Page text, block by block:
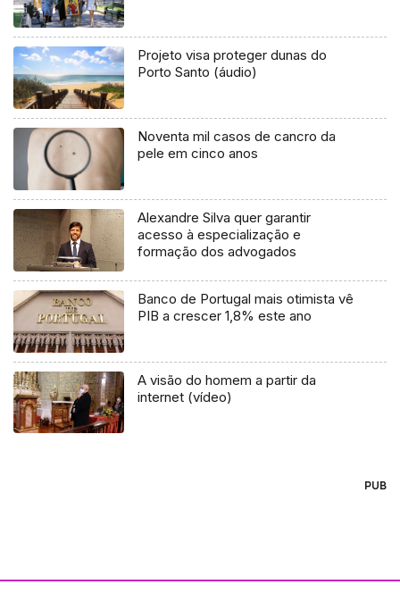
Projeto visa proteger dunas do
Porto Santo (áudio)
Noventa mil casos de cancro da
pele em cinco anos
Alexandre Silva quer garantir
acesso à especialização e
formação dos advogados
Banco de Portugal mais otimista vê
PIB a crescer 1,8% este ano
A visão do homem a partir da
internet (vídeo)
PUB